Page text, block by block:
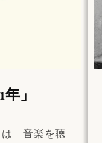
」
は「音楽を聴